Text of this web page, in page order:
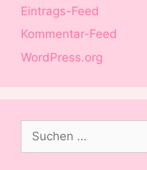
Eintrags-Feed
Kommentar-Feed
WordPress.org
nach: